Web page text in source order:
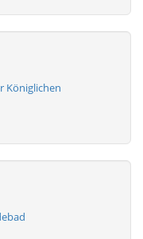
Königlichen